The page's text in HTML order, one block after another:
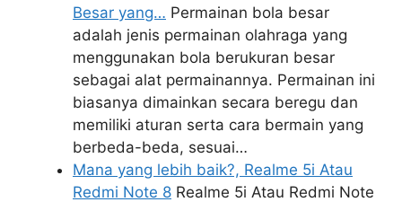
Besar yang… Permainan bola besar
adalah jenis permainan olahraga yang
menggunakan bola berukuran besar
sebagai alat permainannya. Permainan ini
biasanya dimainkan secara beregu dan
memiliki aturan serta cara bermain yang
berbeda-beda, sesuai…
Mana yang lebih baik?, Realme 5i Atau
Redmi Note 8 Realme 5i Atau Redmi Note